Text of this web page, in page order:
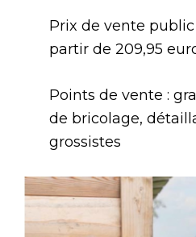
Prix de vente public
partir de 209,95
Points de vente :
de bricolage,
grossistes